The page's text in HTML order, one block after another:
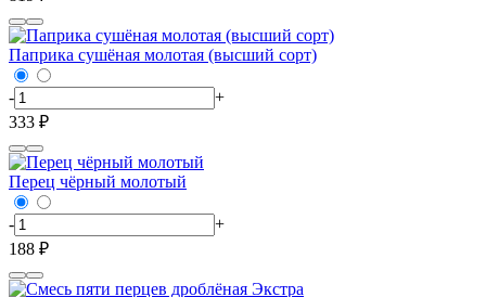
Паприка сушёная молотая (высший сорт)
-
+
333 ₽
Перец чёрный молотый
-
+
188 ₽